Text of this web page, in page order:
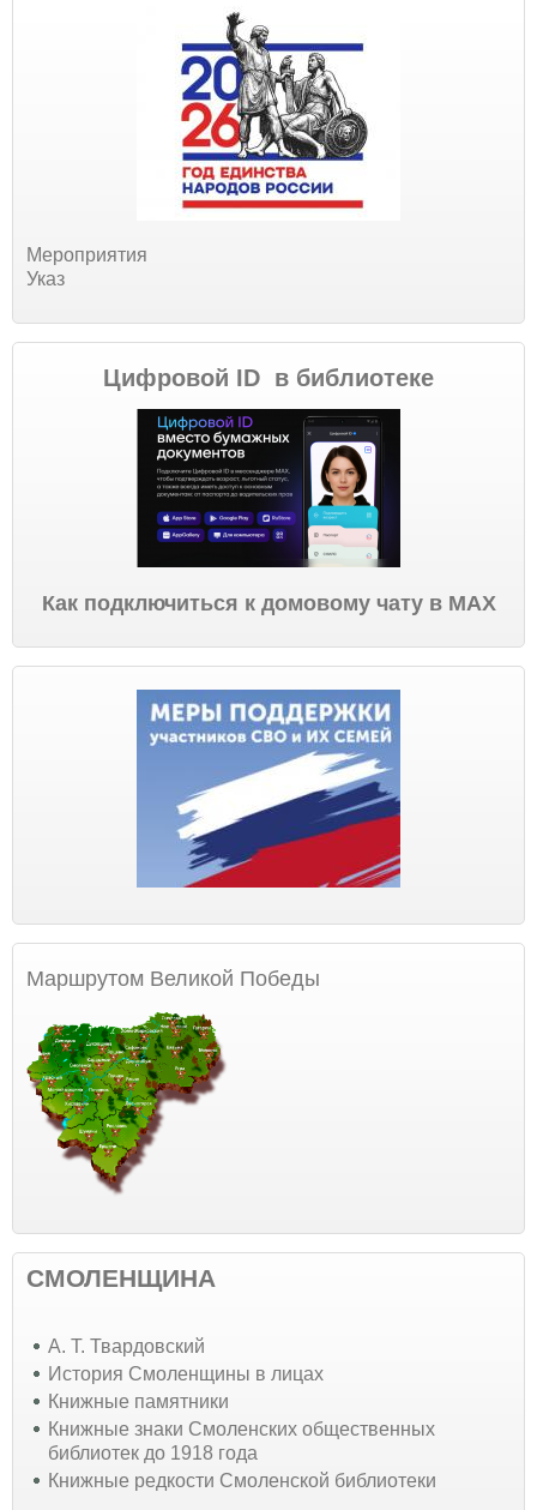
Мероприятия
Указ
Цифровой ID в библиотеке
Как подключиться к домовому чату в МАХ
Маршрутом Великой Победы
СМОЛЕНЩИНА
А. Т. Твардовский
История Смоленщины в лицах
Книжные памятники
Книжные знаки Смоленских общественных
библиотек до 1918 года
Книжные редкости Смоленской библиотеки